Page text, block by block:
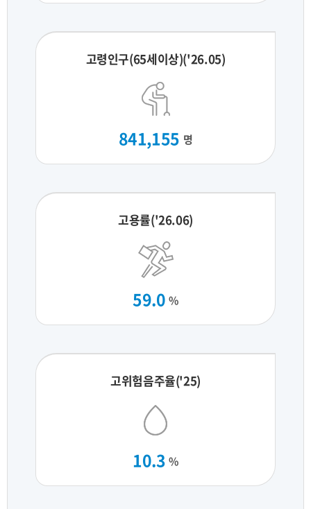
고령인구(65세이상)('26.05)
841,155 명
고용률('26.06)
59.0 %
고위험음주율('25)
10.3 %